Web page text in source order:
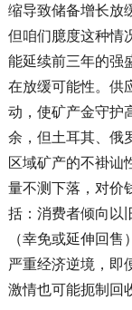
缩导致储备增长放
但咱们臆度这种情
能延续前三年的强
在放缓可能性。供
动，使矿产金守护
余，但土耳其、俄
区域矿产的不褂讪
量不测下落，对价
括：消费者倾向以
（幸免或延伸回
严重经济逆境，即
激情也可能扼制回